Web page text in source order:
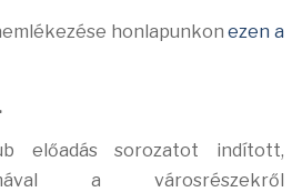
honlapunkon ezen a
előadás sorozatot indított,
a városrészekről